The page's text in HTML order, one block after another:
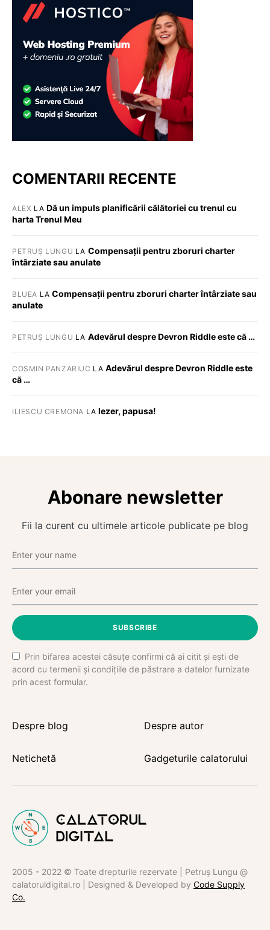
COMENTARII RECENTE
ALEX LA Dă un impuls planificării călătoriei cu trenul cu
harta Trenul Meu
PETRUȘ LUNGU LA Compensații pentru zboruri charter
întârziate sau anulate
BLUEA LACompensații pentru zboruri charter întârziate sau
anulate
PETRUȘ LUNGU LA Adevărul despre Devron Riddle este că …
COSMIN PANZARIUC LA Adevărul despre Devron Riddle este
că …
ILIESCU CREMONA LA Iezer, papusa!
Abonare newsletter
Fii la curent cu ultimele articole publicate pe blog
SUBSCRIBE
Prin bifarea acestei căsuțe confirmi că ai citit și ești de
acord cu termenii și condițiile de păstrare a datelor furnizate
prin acest formular.
Despre blog Despre autor
Netichetă Gadgeturile calatorului
2005 - 2022 © Toate drepturile rezervate | Petruș Lungu @
calatoruldigital.ro | Designed & Developed by Code Supply
Co.